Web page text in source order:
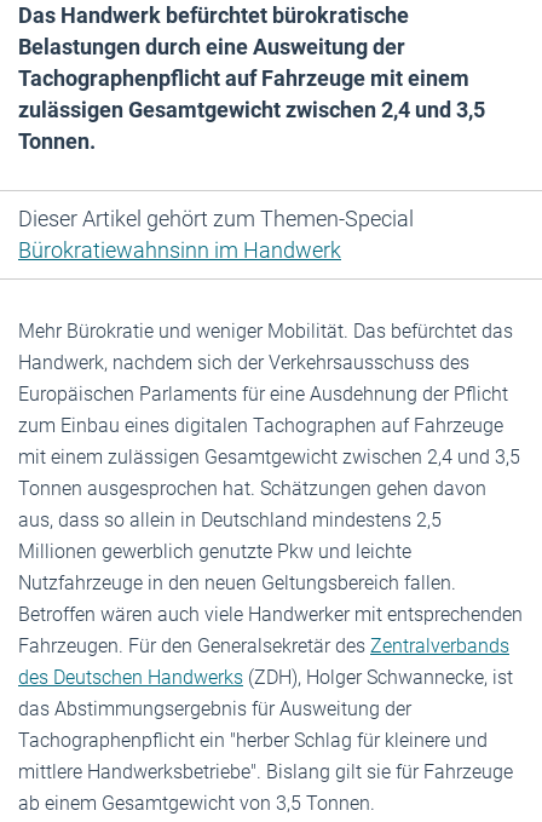
Das Handwerk befürchtet bürokratische
Belastungen durch eine Ausweitung der
Tachographenpflicht auf Fahrzeuge mit einem
zulässigen Gesamtgewicht zwischen 2,4 und 3,5
Tonnen.
Dieser Artikel gehört zum Themen-Special
Bürokratiewahnsinn im Handwerk
Mehr Bürokratie und weniger Mobilität. Das befürchtet das
Handwerk, nachdem sich der Verkehrsausschuss des
Europäischen Parlaments für eine Ausdehnung der Pflicht
zum Einbau eines digitalen Tachographen auf Fahrzeuge
mit einem zulässigen Gesamtgewicht zwischen 2,4 und 3,5
Tonnen ausgesprochen hat. Schätzungen gehen davon
aus, dass so allein in Deutschland mindestens 2,5
Millionen gewerblich genutzte Pkw und leichte
Nutzfahrzeuge in den neuen Geltungsbereich fallen.
Betroffen wären auch viele Handwerker mit entsprechenden
Fahrzeugen. Für den Generalsekretär des Zentralverbands
des Deutschen Handwerks (ZDH), Holger Schwannecke, ist
das Abstimmungsergebnis für Ausweitung der
Tachographenpflicht ein "herber Schlag für kleinere und
mittlere Handwerksbetriebe". Bislang gilt sie für Fahrzeuge
ab einem Gesamtgewicht von 3,5 Tonnen.